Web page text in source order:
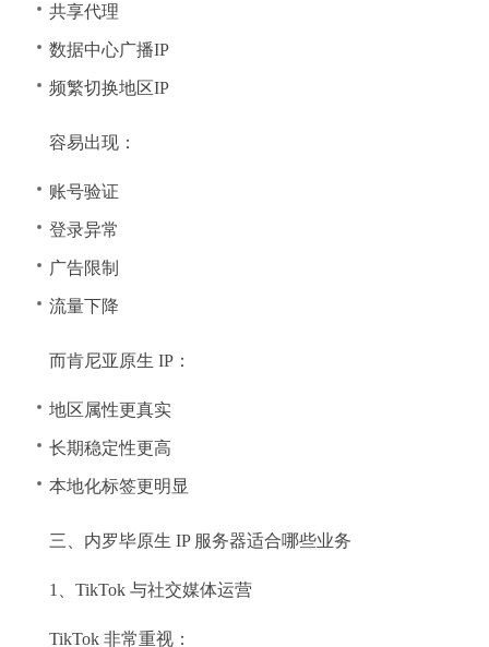
共享代理
数据中心广播IP
频繁切换地区IP
容易出现：
账号验证
登录异常
广告限制
流量下降
而肯尼亚原生 IP：
地区属性更真实
长期稳定性更高
本地化标签更明显
三、内罗毕原生 IP 服务器适合哪些业务
1、TikTok 与社交媒体运营
TikTok 非常重视：